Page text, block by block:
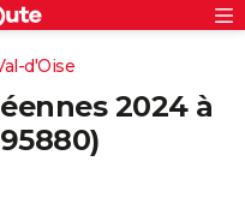
d'Oise
2024 à